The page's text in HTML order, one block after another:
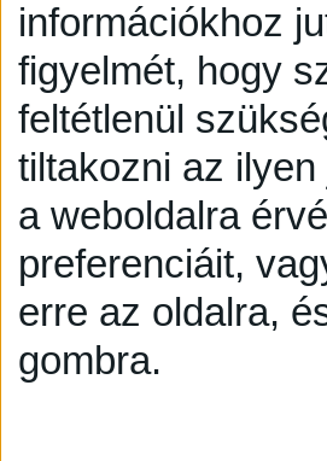
információkhoz
figyelmét, hogy
feltétlenül
tiltakozni az
a weboldalra
preferenciáit,
erre az oldalra,
gombra.